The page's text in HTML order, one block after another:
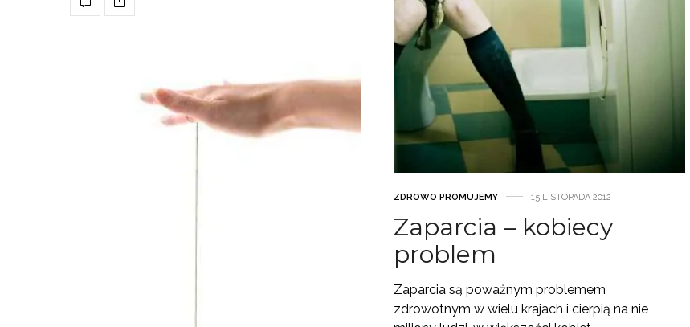
ZDROWO PROMUJEMY 15 LISTOPADA 2012
Zaparcia – kobiecy
problem
Zaparcia są poważnym problemem
zdrowotnym w wielu krajach i cierpią na nie